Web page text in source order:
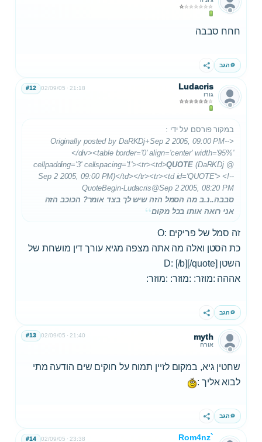
חחח סבבה
הגב שתף
Ludacris
גורו
02/09/05 21:18
#12
במקור פורסם על ידי :
Originally posted by DaRKDj+Sep 2 2005, 09:00 PM-->
</div><table border='0' align='center' width='95%'
cellpadding='3' cellspacing='1'><tr><td>QUOTE(DaRKDj @
Sep 2 2005, 09:00 PM)</td></tr><tr><td id='QUOTE'> <!--
QuoteBegin-Ludacris@Sep 2 2005, 08:20 PM
סבבה..נ.ב מה הסמל הזה שיש לך בצד אומר? הכוכב הזה
אני רואה אותו בכל מקום
זה סמל של פריקים :O
כת הסטן ואלה מה אתה מצפה מגיא עורך דין מושחת של
השטן D: [/b][/quote]
אההה :מוזר: :מוזר: :מוזר:
הגב שתף
myth
אורח
02/09/05 21:40
#13
שחטין גיא, במקום לזיין תמוח על חוקים שים הודעה מתי
לבוא אליך :
הגב שתף
Rom4nz`
02/09/05 23:38
#14